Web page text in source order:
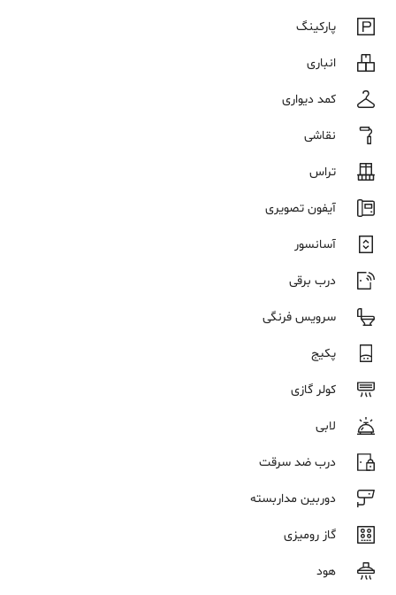
پارکینگ
انباری
کمد دیواری
نقاشی
تراس
آیفون تصویری
آسانسور
درب برقی
سرویس فرنگی
پکیج
کولر گازی
لابی
درب ضد سرقت
دوربین مداربسته
گاز رومیزی
هود